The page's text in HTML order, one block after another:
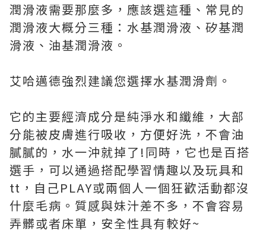
潤滑液需要那麼多，應該選這種、常見的
潤滑液大概分三種：水基潤滑液、矽基潤
滑液、油基潤滑液。
艾哈邁德強烈建議您選擇水基潤滑劑。
它的主要經濟成分是純淨水和纖維，大部
分能被皮膚進行吸收，方便好洗，不會油
膩膩的，水一沖就掉了!同時，它也是百搭
選手，可以通過搭配學習情趣以及玩具和
tt，自己PLAY或兩個人一個狂歡活動都沒
什麼毛病。質感與妹汁差不多，不會容易
弄髒或者床單，安全性具有較好~